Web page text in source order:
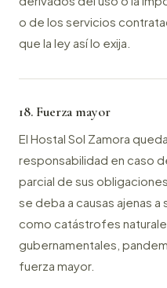
o de los servicios
que la ley así lo exija.
18. Fuerza mayor
El Hostal Sol Zamora
responsabilidad en caso
parcial de sus
se deba a causas ajenas
como catástrofes
gubernamentales,
fuerza mayor.